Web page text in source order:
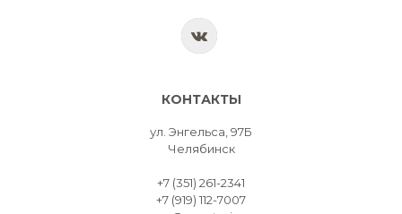
КОНТАКТЫ
ул. Энгельса, 97Б
Челябинск
+7 (351) 261-2341
+7 (919) 112-7007